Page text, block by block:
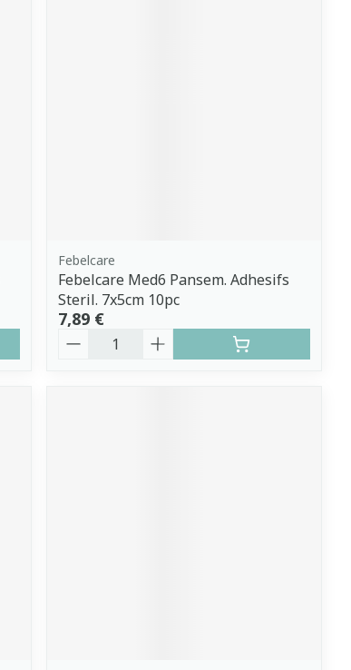
Febelcare
Febelcare Med6 Pansem. Adhesifs
Steril. 7x5cm 10pc
7,89 €
Quantité